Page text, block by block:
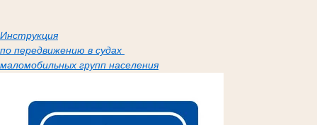
Инструкция
по передвижению в судах
маломобильных групп населения